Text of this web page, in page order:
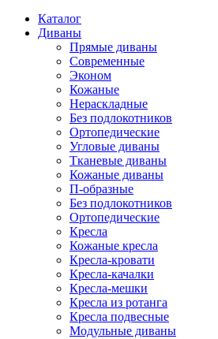
Каталог
Диваны
Прямые диваны
Современные
Эконом
Кожаные
Нераскладные
Без подлокотников
Ортопедические
Угловые диваны
Тканевые диваны
Кожаные диваны
П-образные
Без подлокотников
Ортопедические
Кресла
Кожаные кресла
Кресла-кровати
Кресла-качалки
Кресла-мешки
Кресла из ротанга
Кресла подвесные
Модульные диваны